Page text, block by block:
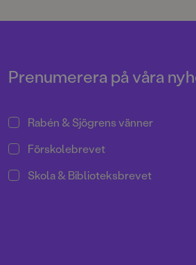
ledsenär en varm berättelse om
Prenumerera på våra
Rabén & Sjögrens vänner
Förskolebrevet
Skola & Biblioteksbrevet